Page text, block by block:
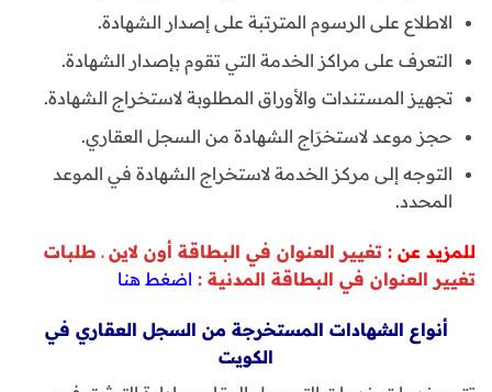
الاطلاع على الرسوم المترتبة على إصدار الشهادة.
التعرف على مراكز الخدمة التي تقوم بإصدار الشهادة.
تجهيز المستندات والأوراق المطلوبة لاستخراج الشهادة.
حجز موعد لاستخرَاج الشهادة من السجل العقاري.
التوجه إلى مركز الخدمة لاستخراج الشهادة في الموعد
المحدد.
للمزيد عن : تغيير العنوان في البطاقة أون لاين ـ طلبات
تغيير العنوان في البطاقة المدنية : اضغط هنا
أنواع الشهادات المستخرجة من السجل العقاري في
الكويت